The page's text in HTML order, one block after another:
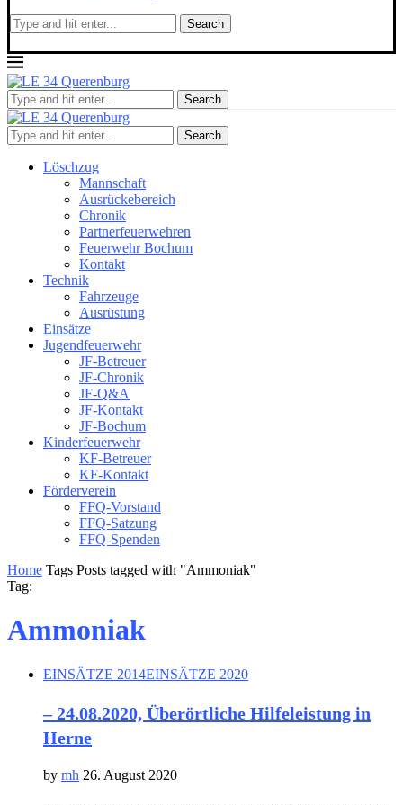
Search
Search
Search
Löschzug
Mannschaft
Ausrückebereich
Chronik
Partnerfeuerwehren
Feuerwehr Bochum
Kontakt
Technik
Fahrzeuge
Ausrüstung
Einsätze
Jugendfeuerwehr
JF-Betreuer
JF-Chronik
JF-Q&A
JF-Kontakt
JF-Bochum
Kinderfeuerwehr
KF-Betreuer
KF-Kontakt
Förderverein
FFQ-Vorstand
FFQ-Satzung
FFQ-Spenden
Home Tags Posts tagged with "Ammoniak"
Tag:
Ammoniak
EINSÄTZE 2014EINSÄTZE 2020
– 24.08.2020, Überörtliche Hilfeleistung in
Herne
by mh 26. August 2020